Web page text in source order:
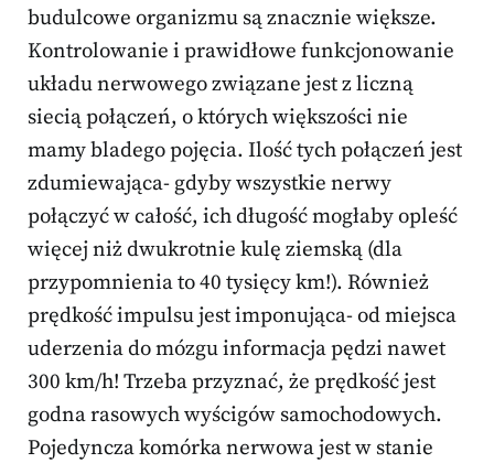
budulcowe organizmu są znacznie większe.
Kontrolowanie i prawidłowe funkcjonowanie
układu nerwowego związane jest z liczną
siecią połączeń, o których większości nie
mamy bladego pojęcia. Ilość tych połączeń jest
zdumiewająca- gdyby wszystkie nerwy
połączyć w całość, ich długość mogłaby opleść
więcej niż dwukrotnie kulę ziemską (dla
przypomnienia to 40 tysięcy km!). Również
prędkość impulsu jest imponująca- od miejsca
uderzenia do mózgu informacja pędzi nawet
300 km/h! Trzeba przyznać, że prędkość jest
godna rasowych wyścigów samochodowych.
Pojedyncza komórka nerwowa jest w stanie